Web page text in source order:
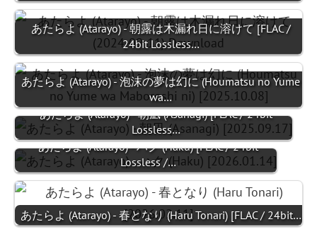
あたらよ (Atarayo) - 朝露は木漏れ日に溶けて [FLAC /
24bit Lossless…
あたらよ (Atarayo) - 泡沫の夢は幻に (Houmatsu no Yume
wa…
あたらよ (Atarayo) - 朝凪 (Asanagi) [FLAC / 24bit
Lossless…
あたらよ (Atarayo) - ハク (Haku) [FLAC / 24bit
Lossless /…
あたらよ (Atarayo) - 春となり (Haru Tonari) [FLAC / 24bit…